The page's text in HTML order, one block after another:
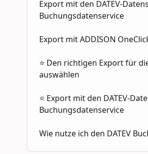
Export mit den DATEV-
Buchungsdatenservice
Export mit ADDISON
⭐ Den richtigen Export für
auswählen
⭐ Export mit den DATEV-
Buchungsdatenservice
Wie nutze ich den DATEV